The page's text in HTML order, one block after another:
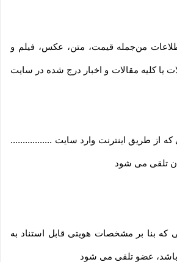
من‌جمله قیمت، متن، عکس، فیلم و
کلیه مقالات و اخبار درج شده در سایت
که از طریق اینترنت وارد سایت .................
تلقی می شود
بنا بر مشخصات هویتی قابل استناد به
عضو تلقی می شود